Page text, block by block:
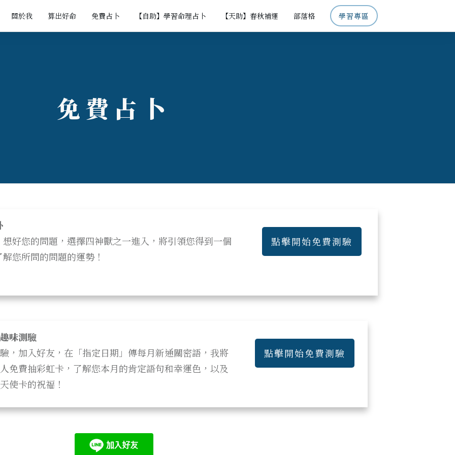
關於我 算出好命 免費占卜 【自助】學習命理占卜 【天助】春秋補運 部落格 學習專區
免費占卜
好您的問題，選擇四神獸之一進入，將引領您得到一個
您所問的問題的運勢！
點擊開始免費測驗
味測驗
，加入好友，在「指定日期」傳每月新通關密語，我將
免費抽彩虹卡，了解您本月的肯定語句和幸運色，以及
使卡的祝福！
點擊開始免費測驗